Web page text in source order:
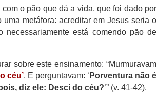
o pão que dá a vida, que foi dado por
metáfora: acreditar em Jesus seria o
está comendo pão de
sobre este ensinamento: “Murmuravam
céu’. E perguntavam: ‘ Porventura não é
diz ele: Desci do céu?’” (v. 41-42).